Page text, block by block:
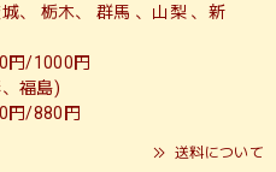
、 栃木、 群馬 、山梨 、新
円/1000円
福島)
円/880円
送料について